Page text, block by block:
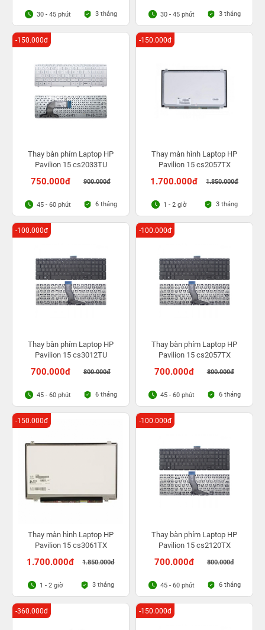
30 - 45 phút 3 tháng 30 - 45 phút 3 tháng
Thay bàn phím Laptop HP
Pavilion 15 cs2033TU
750.000đ 900.000đ
-150.000đ
45 - 60 phút 6 tháng
Thay màn hình Laptop HP
Pavilion 15 cs2057TX
1.700.000đ 1.850.000đ
-150.000đ
1 - 2 giờ 3 tháng
Thay bàn phím Laptop HP
Pavilion 15 cs3012TU
700.000đ 800.000đ
-100.000đ
45 - 60 phút 6 tháng
Thay bàn phím Laptop HP
Pavilion 15 cs2057TX
700.000đ 800.000đ
-100.000đ
45 - 60 phút 6 tháng
Thay màn hình Laptop HP
Pavilion 15 cs3061TX
1.700.000đ 1.850.000đ
-150.000đ
1 - 2 giờ 3 tháng
Thay bàn phím Laptop HP
Pavilion 15 cs2120TX
700.000đ 800.000đ
-100.000đ
45 - 60 phút 6 tháng
-360.000đ -150.000đ